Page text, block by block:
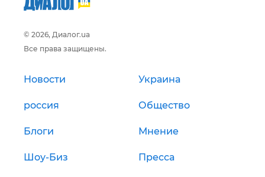
© 2026, Диалог.ua
Все права защищены.
Новости Украина
россия Общество
Блоги Мнение
Шоу-Биз Пресса